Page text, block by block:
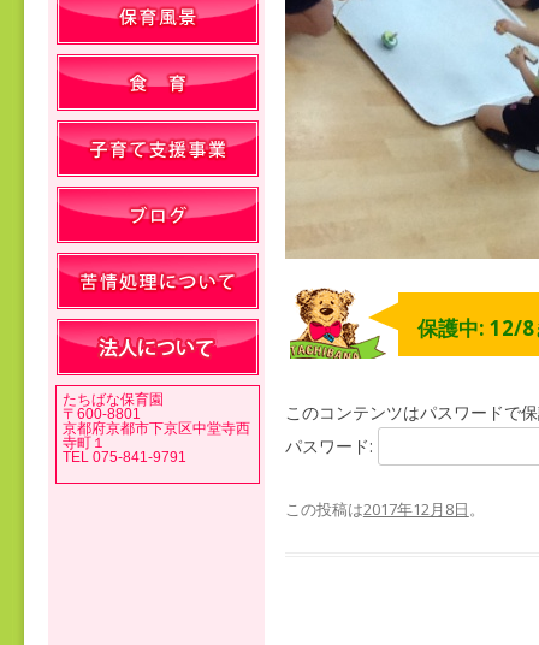
保護中: 12/8
このコンテンツはパスワードで
パスワード:
この投稿は2017年12月8日。
たちばな保育園
〒600-8801
京都府京都市下京区中堂寺西
寺町１
TEL 075-841-9791